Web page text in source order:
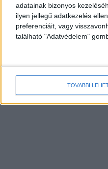
adatainak bizonyos
ilyen jellegű adatkezelés
preferenciáit, vagy
található "Adatvédelem"
TOVÁBBI